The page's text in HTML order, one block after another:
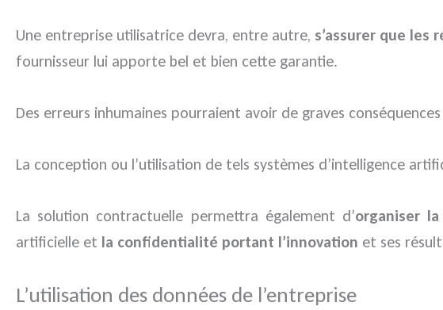
Une entreprise utilisatrice devra, entre autre, s’assurer que
fournisseur lui apporte bel et bien cette garantie.
Des erreurs inhumaines pourraient avoir de graves
La conception ou l’utilisation de tels systèmes d’intelligence
La solution contractuelle permettra également d’organiser
artificielle et la confidentialité portant l’innovation et ses
L’utilisation des données de l’entreprise